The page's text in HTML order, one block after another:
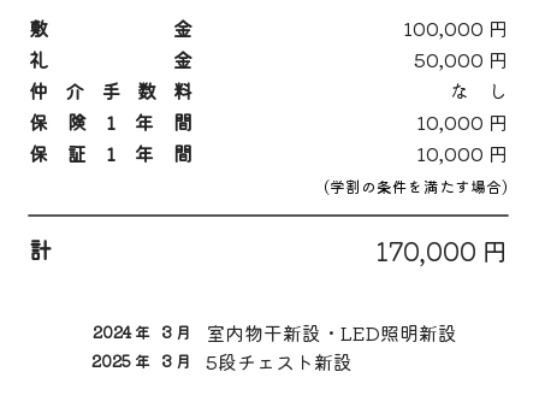
敷金
100,000 円
礼金
50,000 円
仲介手数料
な し
保険1年間
10,000 円
保証1年間
10,000 円
(学割の条件を満たす場合)
計 170,000 円
2024 年 3 月 室内物干新設・LED照明新設
2025 年 3 月 5段チェスト新設